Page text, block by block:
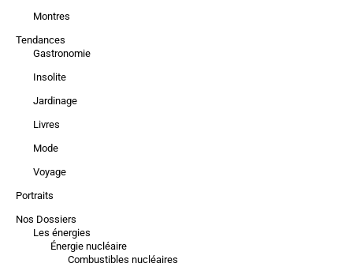
Montres
Tendances
Gastronomie
Insolite
Jardinage
Livres
Mode
Voyage
Portraits
Nos Dossiers
Les énergies
Énergie nucléaire
Combustibles nucléaires